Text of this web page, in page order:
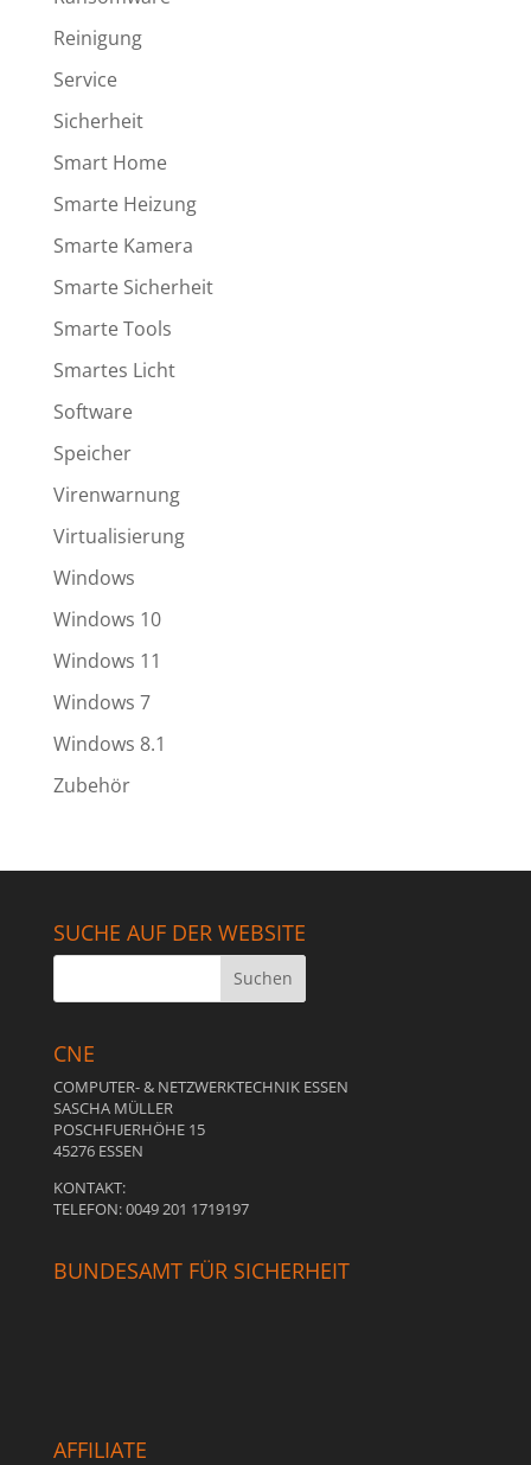
Reinigung
Service
Sicherheit
Smart Home
Smarte Heizung
Smarte Kamera
Smarte Sicherheit
Smarte Tools
Smartes Licht
Software
Speicher
Virenwarnung
Virtualisierung
Windows
Windows 10
Windows 11
Windows 7
Windows 8.1
Zubehör
SUCHE AUF DER WEBSITE
CNE
COMPUTER- & NETZWERKTECHNIK ESSEN
SASCHA MÜLLER
POSCHFUERHÖHE 15
45276 ESSEN
KONTAKT:
TELEFON: 0049 201 1719197
BUNDESAMT FÜR SICHERHEIT
AFFILIATE